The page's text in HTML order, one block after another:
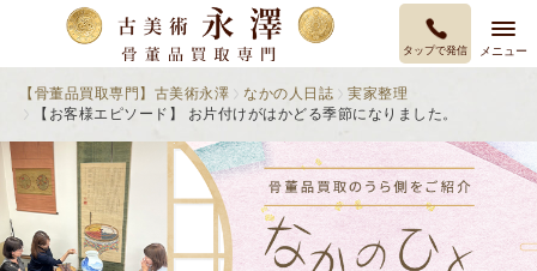
タップで発信 メニュー
【骨董品買取専門】古美術永澤 なかの人日誌
実家整理
【お客様エピソード】 お片付けがはかどる季節になりました。